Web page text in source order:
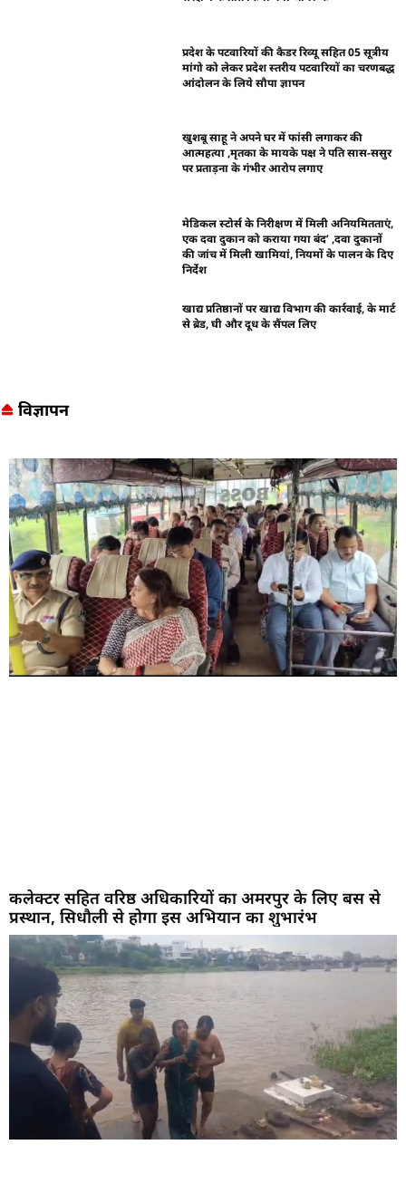
प्रदेश के पटवारियों की कैडर रिव्यू सहित 05 सूत्रीय
मांगो को लेकर प्रदेश स्तरीय पटवारियों का चरणबद्ध
आंदोलन के लिये सौपा ज्ञापन
खुशबू साहू ने अपने घर में फांसी लगाकर की
आत्महत्या ,मृतका के मायके पक्ष ने पति सास-ससुर
पर प्रताड़ना के गंभीर आरोप लगाए
मेडिकल स्टोर्स के निरीक्षण में मिली अनियमितताएं,
एक दवा दुकान को कराया गया बंद’ ,दवा दुकानों
की जांच में मिली खामियां, नियमों के पालन के दिए
निर्देश
खाद्य प्रतिष्ठानों पर खाद्य विभाग की कार्रवाई, के मार्ट
से ब्रेड, घी और दूध के सैंपल लिए
विज्ञापन
कलेक्टर सहित वरिष्ठ अधिकारियों का अमरपुर के लिए बस से
प्रस्थान, सिधौली से होगा इस अभियान का शुभारंभ